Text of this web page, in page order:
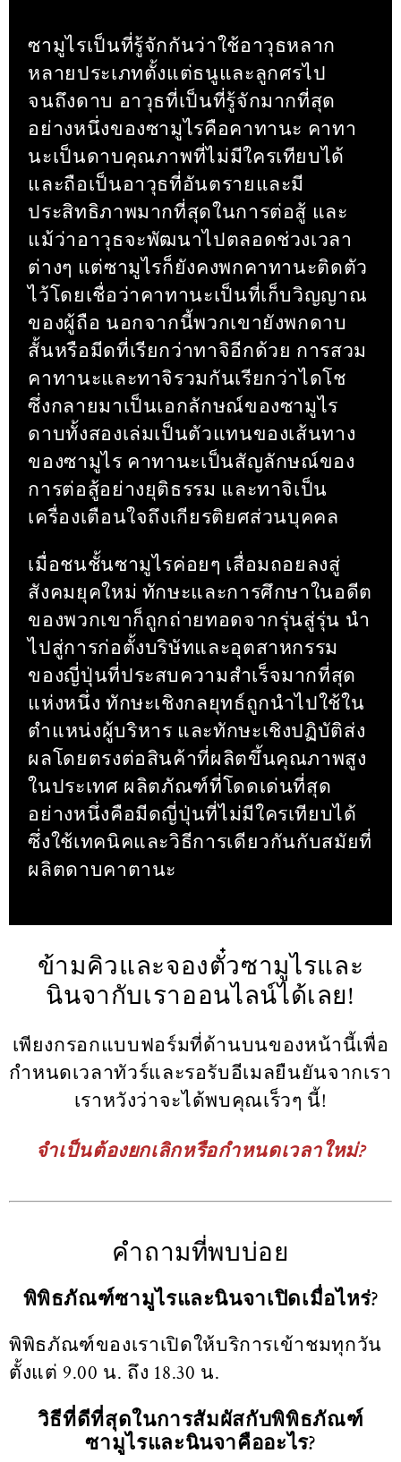
ซามูไรเป็นที่รู้จักกันว่าใช้อาวุธหลาก
หลายประเภทตั้งแต่ธนูและลูกศรไป
จนถึงดาบ อาวุธที่เป็นที่รู้จักมากที่สุด
อย่างหนึ่งของซามูไรคือคาทานะ คาทา
นะเป็นดาบคุณภาพที่ไม่มีใครเทียบได้
และถือเป็นอาวุธที่อันตรายและมี
ประสิทธิภาพมากที่สุดในการต่อสู้ และ
แม้ว่าอาวุธจะพัฒนาไปตลอดช่วงเวลา
ต่างๆ แต่ซามูไรก็ยังคงพกคาทานะติดตัว
ไว้โดยเชื่อว่าคาทานะเป็นที่เก็บวิญญาณ
ของผู้ถือ นอกจากนี้พวกเขายังพกดาบ
สั้นหรือมีดที่เรียกว่าทาจิอีกด้วย การสวม
คาทานะและทาจิรวมกันเรียกว่าไดโช
ซึ่งกลายมาเป็นเอกลักษณ์ของซามูไร
ดาบทั้งสองเล่มเป็นตัวแทนของเส้นทาง
ของซามูไร คาทานะเป็นสัญลักษณ์ของ
การต่อสู้อย่างยุติธรรม และทาจิเป็น
เครื่องเตือนใจถึงเกียรติยศส่วนบุคคล
เมื่อชนชั้นซามูไรค่อยๆ เสื่อมถอยลงสู่
สังคมยุคใหม่ ทักษะและการศึกษาในอดีต
ของพวกเขาก็ถูกถ่ายทอดจากรุ่นสู่รุ่น นำ
ไปสู่การก่อตั้งบริษัทและอุตสาหกรรม
ของญี่ปุ่นที่ประสบความสำเร็จมากที่สุด
แห่งหนึ่ง ทักษะเชิงกลยุทธ์ถูกนำไปใช้ใน
ตำแหน่งผู้บริหาร และทักษะเชิงปฏิบัติส่ง
ผลโดยตรงต่อสินค้าที่ผลิตขึ้นคุณภาพสูง
ในประเทศ ผลิตภัณฑ์ที่โดดเด่นที่สุด
อย่างหนึ่งคือมีดญี่ปุ่นที่ไม่มีใครเทียบได้
ซึ่งใช้เทคนิคและวิธีการเดียวกันกับสมัยที่
ผลิตดาบคาตานะ
ข้ามคิวและจองตั๋วซามูไรและ
นินจากับเราออนไลน์ได้เลย!
เพียงกรอกแบบฟอร์มที่ด้านบนของหน้านี้เพื่อ
กำหนดเวลาทัวร์และรอรับอีเมลยืนยันจากเรา
เราหวังว่าจะได้พบคุณเร็วๆ นี้!
จำเป็นต้องยกเลิกหรือกำหนดเวลาใหม่?
คำถามที่พบบ่อย
พิพิธภัณฑ์ซามูไรและนินจาเปิดเมื่อไหร่?
พิพิธภัณฑ์ของเราเปิดให้บริการเข้าชมทุกวัน
ตั้งแต่ 9.00 น. ถึง 18.30 น.
วิธีที่ดีที่สุดในการสัมผัสกับพิพิธภัณฑ์
ซามูไรและนินจาคืออะไร?